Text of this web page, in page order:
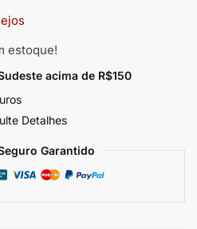
estoque!
acima de R$150
Detalhes
Garantido